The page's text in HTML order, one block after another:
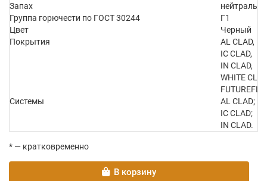
Запах
Группа горючести по ГОСТ 30244
Г1
Цвет
Черный
Покрытия
AL CLAD,
IC CLAD,
IN CLAD,
WHITE
Системы
AL CLAD;
IC CLAD;
IN CLAD.
* — кратковременно
В корзину